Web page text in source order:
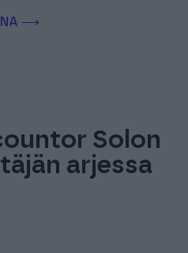
⟶
Solon
arjessa